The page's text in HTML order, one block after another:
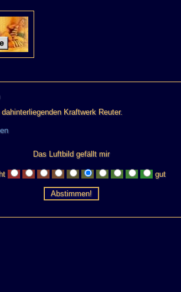
Kraftwerk Reuter.
Das Luftbild gefällt mir
gut